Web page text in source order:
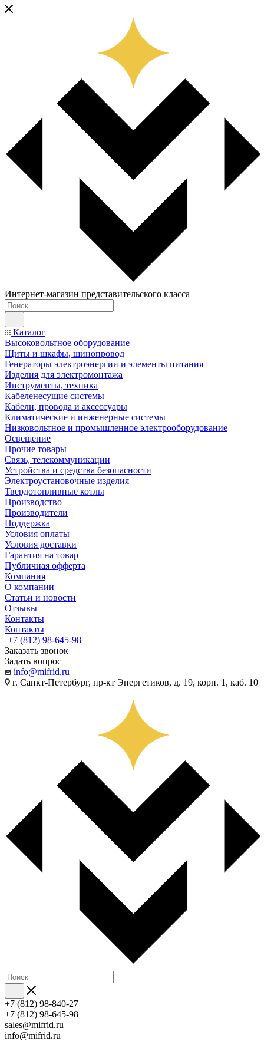
Интернет-магазин представительского класса
Каталог
Высоковольтное оборудование
Щиты и шкафы, шинопровод
Генераторы электроэнергии и элементы питания
Изделия для электромонтажа
Инструменты, техника
Кабеленесущие системы
Кабели, провода и аксессуары
Климатические и инженерные системы
Низковольтное и промышленное электрооборудование
Освещение
Прочие товары
Связь, телекоммуникации
Устройства и средства безопасности
Электроустановочные изделия
Твердотопливные котлы
Производство
Производители
Поддержка
Условия оплаты
Условия доставки
Гарантия на товар
Публичная офферта
Компания
О компании
Статьи и новости
Отзывы
Контакты
Контакты
+7 (812) 98-645-98
Заказать звонок
Задать вопрос
info@mifrid.ru
г. Санкт-Петербург, пр-кт Энергетиков, д. 19, корп. 1, каб. 10
+7 (812) 98-840-27
+7 (812) 98-645-98
sales@mifrid.ru
info@mifrid.ru